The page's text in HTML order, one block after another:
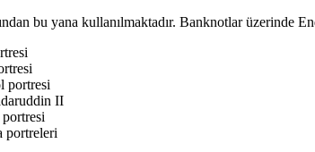
bu yana kullanılmaktadır. Banknotlar üzerinde
portresi
II
portreleri